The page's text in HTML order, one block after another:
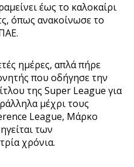
έως το καλοκαίρι
όπως ανακοίνωσε το
ημέρες, απλά πήρε
που οδήγησε την
της Super League για
μέχρι τους
League, Μάρκο
των
χρόνια.